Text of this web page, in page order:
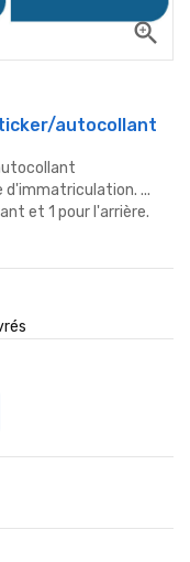
zoom_in
autocollant
d'immatriculation. ...
et 1 pour l'arrière.